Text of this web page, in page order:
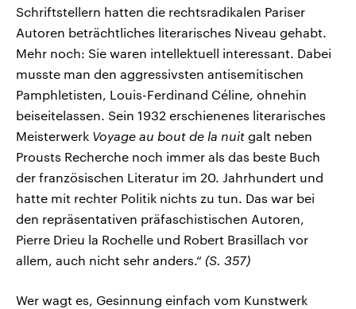
Schriftstellern hatten die rechtsradikalen Pariser
Autoren beträchtliches literarisches Niveau gehabt.
Mehr noch: Sie waren intellektuell interessant. Dabei
musste man den aggressivsten antisemitischen
Pamphletisten, Louis-Ferdinand Céline, ohnehin
beiseitelassen. Sein 1932 erschienenes literarisches
Meisterwerk Voyage au bout de la nuit galt neben
Prousts Recherche noch immer als das beste Buch
der französischen Literatur im 20. Jahrhundert und
hatte mit rechter Politik nichts zu tun. Das war bei
den repräsentativen präfaschistischen Autoren,
Pierre Drieu la Rochelle und Robert Brasillach vor
allem, auch nicht sehr anders.“ (S. 357)
Wer wagt es, Gesinnung einfach vom Kunstwerk